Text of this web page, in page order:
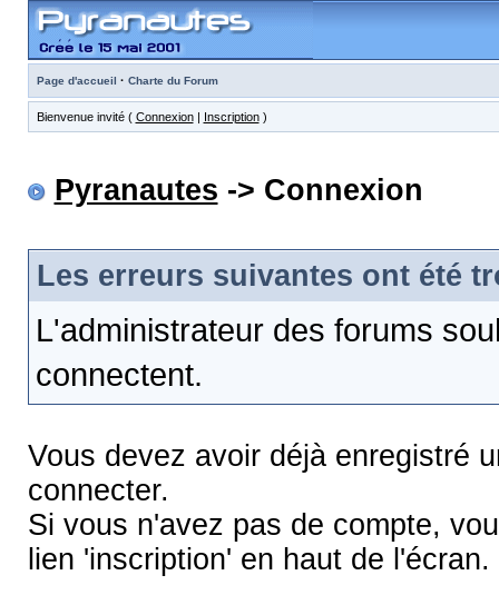
Page d'accueil · Charte du Forum
Bienvenue invité ( Connexion| Inscription)
Pyranautes -> Connexion
Les erreurs suivantes ont été
L'administrateur des forums
connectent.
Vous devez avoir déjà enregistré
connecter.
Si vous n'avez pas de compte,
lien 'inscription' en haut de l'écran.